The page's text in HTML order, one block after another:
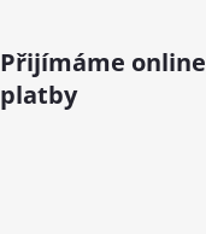
Přijímáme online
platby